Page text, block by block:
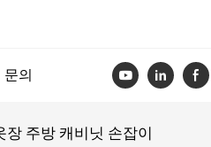
문의
장 주방 캐비닛 손잡이